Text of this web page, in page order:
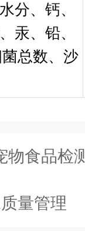
分、钙、
汞、铅、
总数、沙
物食品检
量管理